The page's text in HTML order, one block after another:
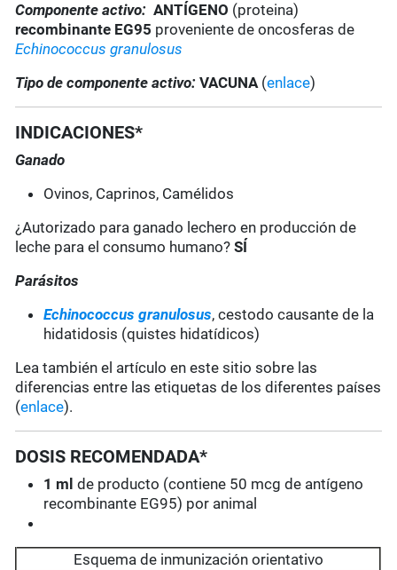
Componente activo:ANTÍGENO (proteina)
recombinante EG95 proveniente de oncosferas de
Echinococcus granulosus
Tipo de componente activo:VACUNA(enlace)
INDICACIONES*
Ganado
Ovinos, Caprinos, Camélidos
¿Autorizado para ganado lechero en producción de
leche para el consumo humano?SÍ
Parásitos
Echinococcus granulosus, cestodo causante de la
hidatidosis (quistes hidatídicos)
Lea también el artículo en este sitio sobre las
diferencias entre las etiquetas de los diferentes países
(enlace).
DOSIS RECOMENDADA*
1 ml de producto (contiene 50 mcg de antígeno
recombinante EG95) por animal
Esquema de inmunización orientativo